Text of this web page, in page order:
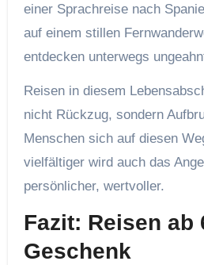
einer Sprachreise nach
auf einem stillen
entdecken unterwegs
Reisen in diesem
nicht Rückzug, sondern
Menschen sich auf diesen
vielfältiger wird auch das
persönlicher, wertvoller.
Fazit: Reisen ab
Geschenk